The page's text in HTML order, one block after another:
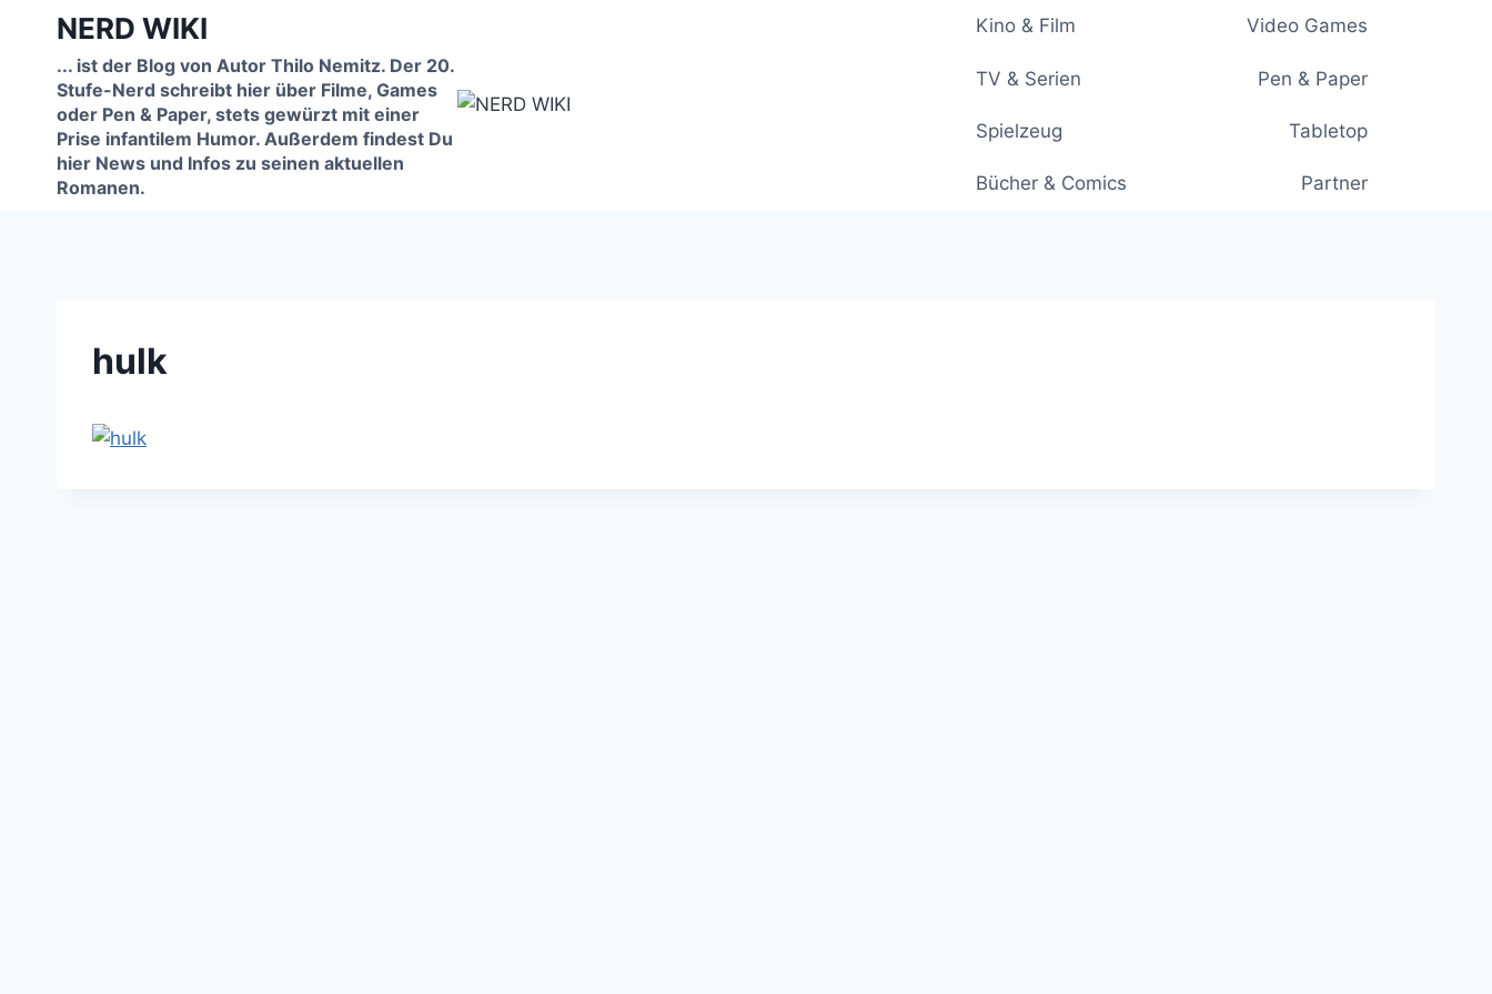
springen
NERD WIKI
... ist der Blog von Autor Thilo Nemitz. Der 20.
Stufe-Nerd schreibt hier über Filme, Games
oder Pen & Paper, stets gewürzt mit einer
Prise infantilem Humor. Außerdem findest Du
hier News und Infos zu seinen aktuellen
Romanen.
Kino & Film Video Games
TV & Serien Pen & Paper
Spielzeug Tabletop
Bücher & Comics Partner
hulk